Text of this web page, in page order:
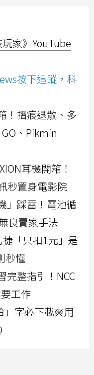
家》YouTube
按下追蹤，科
！摺痕退散、多
、Pikmin
耳機開箱！
秒置身電影院
」踩雷！電池循
良賣家手法
「只扣1元」是
秒懂
完整指引！NCC
工作
」字必下載爽用